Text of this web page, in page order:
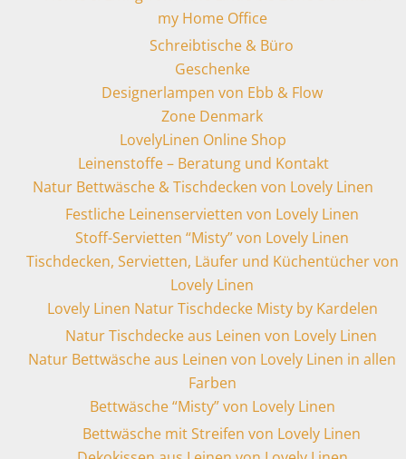
my Home Office
Schreibtische & Büro
Geschenke
Designerlampen von Ebb & Flow
Zone Denmark
LovelyLinen Online Shop
Leinenstoffe – Beratung und Kontakt
Natur Bettwäsche & Tischdecken von Lovely Linen
Festliche Leinenservietten von Lovely Linen
Stoff-Servietten “Misty” von Lovely Linen
Tischdecken, Servietten, Läufer und Küchentücher von
Lovely Linen
Lovely Linen Natur Tischdecke Misty by Kardelen
Natur Tischdecke aus Leinen von Lovely Linen
Natur Bettwäsche aus Leinen von Lovely Linen in allen
Farben
Bettwäsche “Misty” von Lovely Linen
Bettwäsche mit Streifen von Lovely Linen